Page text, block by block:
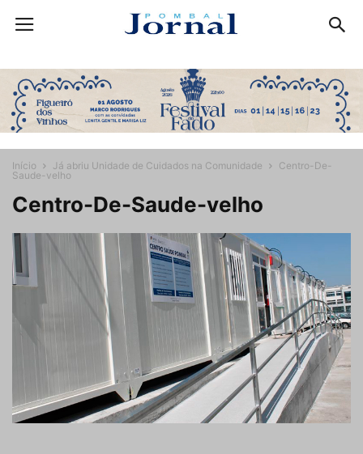
Início Já abriu Unidade de Cuidados na Comunidade
Centro-De-
Saude-velho
Centro-De-Saude-velho